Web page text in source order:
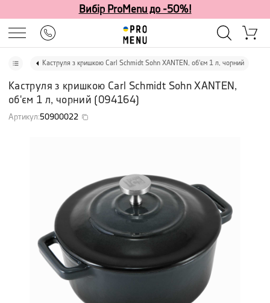
Вибір ProMenu до -50%!
Каструля з кришкою Carl Schmidt Sohn XANTEN, об'єм 1 л, чорний
Каструля з кришкою Carl Schmidt Sohn XANTEN,
об'єм 1 л, чорний (094164)
Артикул:50900022